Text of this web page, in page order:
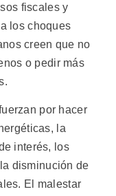
fiscales y
los choques
creen que no
o pedir más
por hacer
la
interés, los
disminución de
El malestar